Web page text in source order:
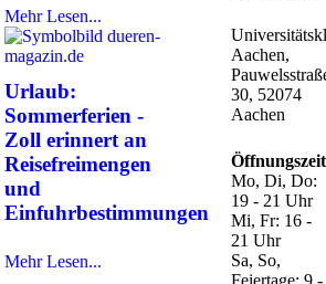
Mehr Lesen...
Urlaub:
Sommerferien -
Zoll erinnert an
Reisefreimengen
und
Einfuhrbestimmungen
Mehr Lesen...
Aachen,
30, 52074
Aachen
Mo, Di, Do:
19 - 21 Uhr
Mi, Fr: 16 -
21 Uhr
Sa, So,
Feiertage: 9 -